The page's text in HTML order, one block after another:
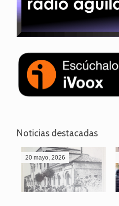
Noticias destacadas
20 mayo, 2026